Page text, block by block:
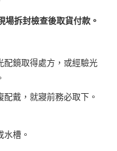
場拆封檢查後取貨付款。
配鏡取得處方，或經驗光
戴，就寢前務必取下。
槽。